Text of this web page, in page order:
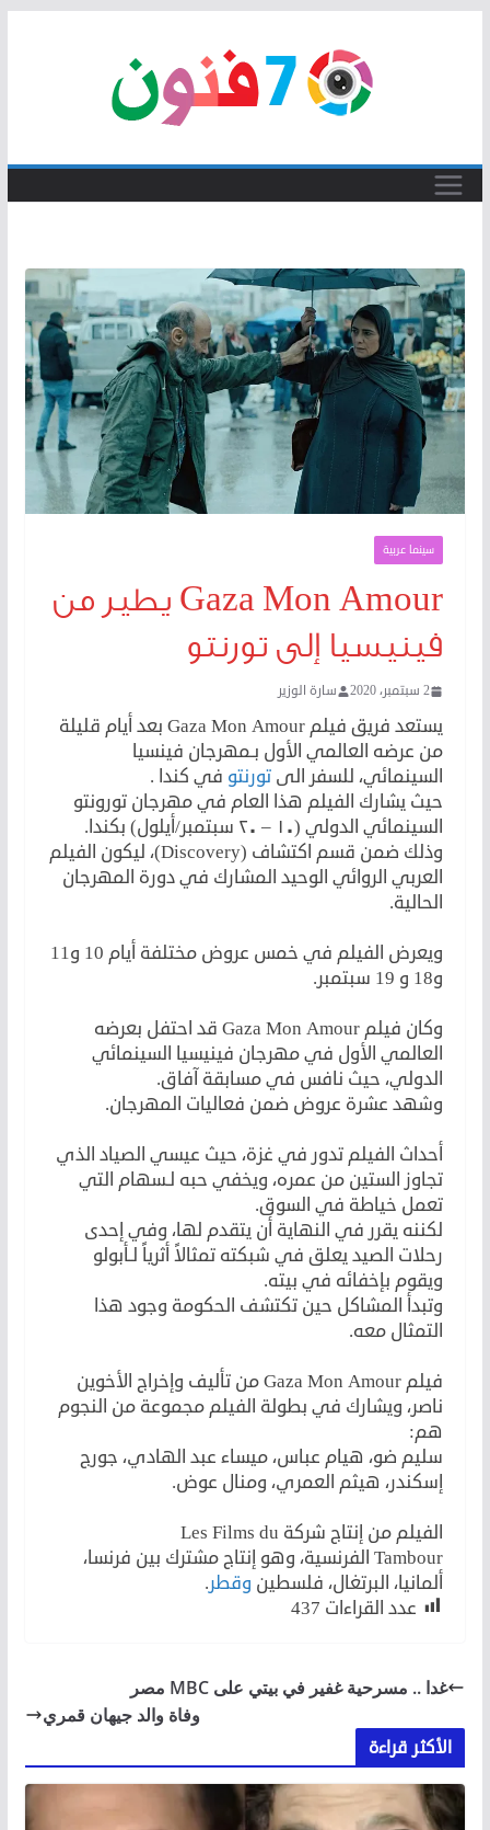
سينما عربية
Gaza Mon Amour يطير من
فينيسيا إلى تورنتو
2 سبتمبر، 2020 سارة الوزير
يستعد فريق فيلم Gaza Mon Amour
بعد أيام قليلة
من عرضه العالمي الأول بـمهرجان فينسيا
السينمائي، للسفر الى تورنتو في كندا .
حيث يشارك الفيلم هذا العام في مهرجان تورونتو
السينمائي الدولي (١٠ – ٢٠ سبتمبر/أيلول) بكندا.
وذلك ضمن قسم اكتشاف (Discovery)، ليكون الفيلم
العربي الروائي الوحيد المشارك في دورة المهرجان
الحالية.
ويعرض الفيلم في خمس عروض مختلفة أيام 10 و11
و18 و 19 سبتمبر.
وكان فيلم Gaza Mon Amourقد احتفل بعرضه
العالمي الأول في مهرجان فينيسيا السينمائي
الدولي، حيث نافس في مسابقة آفاق.
وشهد عشرة عروض ضمن فعاليات المهرجان.
أحداث الفيلم تدور في غزة، حيث عيسي الصياد الذي
تجاوز الستين من عمره، ويخفي حبه لـسهام التي
تعمل خياطة في السوق.
لكننه يقرر في النهاية أن يتقدم لها، وفي إحدى
رحلات الصيد يعلق في شبكته تمثالاً أثرياً لـأبولو
ويقوم بإخفائه في بيته.
وتبدأ المشاكل حين تكتشف الحكومة وجود هذا
التمثال معه.
فيلم Gaza Mon Amourمن تأليف وإخراج الأخوين
ناصر، ويشارك في بطولة الفيلم مجموعة من النجوم
هم:
سليم ضو، هيام عباس، ميساء عبد الهادي، جورج
إسكندر، هيثم العمري، ومنال عوض.
الفيلم من إنتاج شركة Les Films du
Tambour الفرنسية، وهو إنتاج مشترك بين فرنسا،
ألمانيا، البرتغال، فلسطين وقطر.
عدد القراءات 437
غدا .. مسرحية غفير في بيتي على MBC مصر
وفاة والد جيهان قمري
الأكثر قراءة